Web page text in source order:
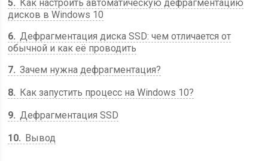
5
Как настроить автоматическую дефрагментацию
дисков в Windows 10
6 Дефрагментация диска SSD: чем отличается от
обычной и как её проводить
7 Зачем нужна дефрагментация?
8
Как запустить процесс на Windows 10?
9 Дефрагментация SSD
10
Вывод